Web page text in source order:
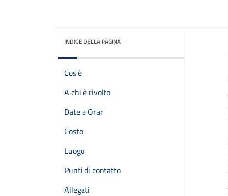
INDICE DELLA PAGINA
Cos'è
A chi è rivolto
Date e Orari
Costo
Luogo
Punti di contatto
Allegati